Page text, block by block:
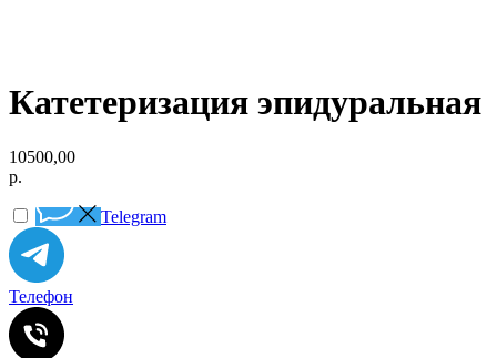
Катетеризация эпидуральная
10500,00
р.
Telegram
Телефон